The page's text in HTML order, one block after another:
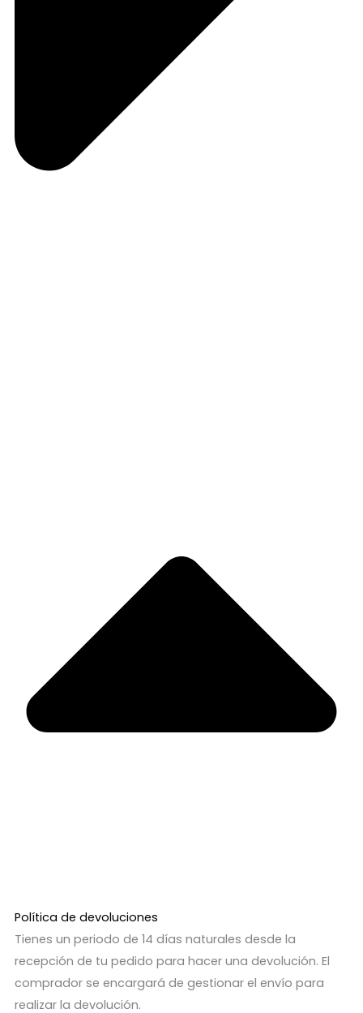
Política de devoluciones
Tienes un periodo de 14 días naturales desde la
recepción de tu pedido para hacer una devolución. El
comprador se encargará de gestionar el envío para
realizar la devolución.